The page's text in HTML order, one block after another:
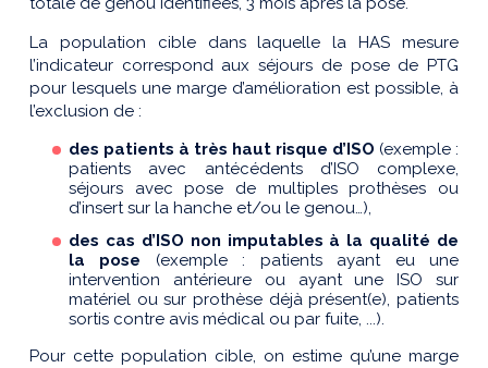
La population cible dans laquelle la HAS mesure
l’indicateur correspond aux séjours de pose de PTG
pour lesquels une marge d’amélioration est possible, à
l’exclusion de :
des patients à très haut risque d’ISO (exemple :
patients avec antécédents d’ISO complexe,
séjours avec pose de multiples prothèses ou
d’insert sur la hanche et/ou le genou…),
des cas d’ISO non imputables à la qualité de
la pose (exemple : patients ayant eu une
intervention antérieure ou ayant une ISO sur
matériel ou sur prothèse déjà présent(e), patients
sortis contre avis médical ou par fuite, ...).
Pour cette population cible, on estime qu’une marge